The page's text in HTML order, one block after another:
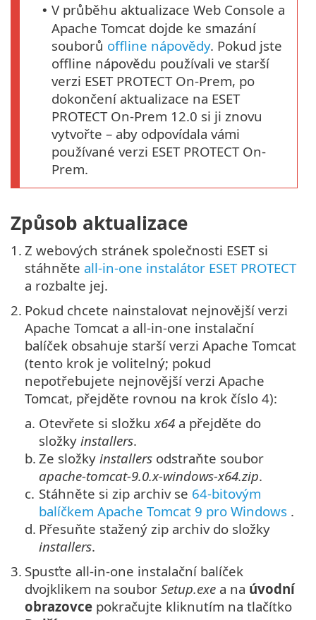
• V průběhu aktualizace Web Console a
Apache Tomcat dojde ke smazání
souborů offline nápovědy. Pokud jste
offline nápovědu používali ve starší
verzi ESET PROTECT On-Prem, po
dokončení aktualizace na ESET
PROTECT On-Prem 12.0 si ji znovu
vytvořte – aby odpovídala vámi
používané verzi ESET PROTECT On-
Prem.
Způsob aktualizace
1. Z webových stránek společnosti ESET si
stáhněte all-in-one instalátor ESET PROTECT
a rozbalte jej.
2. Pokud chcete nainstalovat nejnovější verzi
Apache Tomcat a all-in-one instalační
balíček obsahuje starší verzi Apache Tomcat
(tento krok je volitelný; pokud
nepotřebujete nejnovější verzi Apache
Tomcat, přejděte rovnou na krok číslo 4):
a. Otevřete si složku x64 a přejděte do
složky installers.
b. Ze složky installers odstraňte soubor
apache-tomcat-9.0.x-windows-x64.zip.
c. Stáhněte si zip archiv se 64-bitovým
balíčkem Apache Tomcat 9 pro Windows .
d. Přesuňte stažený zip archiv do složky
installers.
3. Spusťte all-in-one instalační balíček
dvojklikem na soubor Setup.exe a na úvodní
obrazovce pokračujte kliknutím na tlačítko